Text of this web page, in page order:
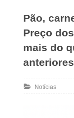
Pão,
Preço
mais do
anteriores
Notícias